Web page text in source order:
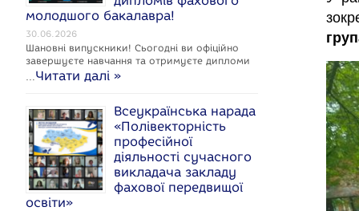
c
e
o
o
k
молодшого бакалавра!
30.06.2026
Шановні випускники! Сьогодні ви офіційно
завершуєте навчання та отримуєте дипломи
…Читати далі »
Всеукраїнська нарада
«Полівекторність
професійної
діяльності сучасного
викладача закладу
фахової передвищої
освіти»